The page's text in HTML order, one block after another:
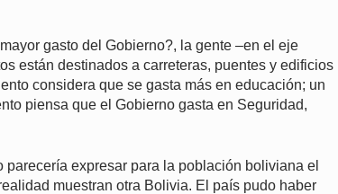
gasto del Gobierno?, la gente –en el eje
están destinados a carreteras, puentes y edificios
considera que se gasta más en educación; un
piensa que el Gobierno gasta en Seguridad,
expresar para la población boliviana el
muestran otra Bolivia. El país pudo haber